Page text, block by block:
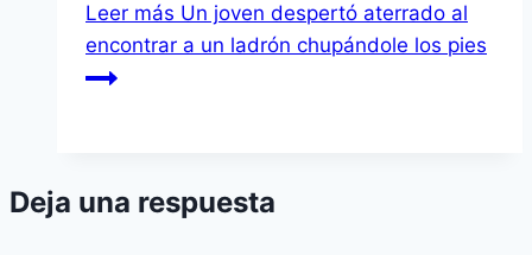
Leer más Un joven despertó aterrado al
encontrar a un ladrón chupándole los pies
Deja una respuesta